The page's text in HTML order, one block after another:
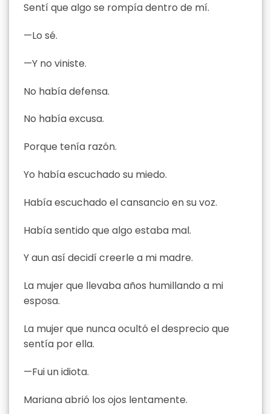
Sentí que algo se rompía dentro de mí.
—Lo sé.
—Y no viniste.
No había defensa.
No había excusa.
Porque tenía razón.
Yo había escuchado su miedo.
Había escuchado el cansancio en su voz.
Había sentido que algo estaba mal.
Y aun así decidí creerle a mi madre.
La mujer que llevaba años humillando a mi
esposa.
La mujer que nunca ocultó el desprecio que
sentía por ella.
—Fui un idiota.
Mariana abrió los ojos lentamente.